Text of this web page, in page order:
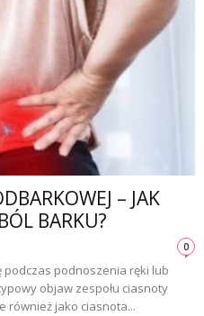
– JAK
BARKU?
0
podczas podnoszenia ręki lub
objaw zespołu ciasnoty
również jako ciasnota...